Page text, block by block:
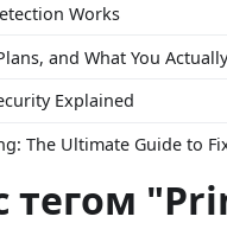
Works
and What You
Explained
The Ultimate Guide to
тегом